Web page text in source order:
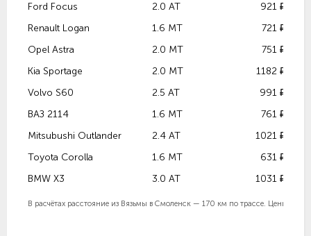
Ford Focus
2.0 AT
921 ₽
Renault Logan
1.6 MT
721 ₽
Opel Astra
2.0 MT
751 ₽
Kia Sportage
2.0 MT
1182 ₽
Volvo S60
2.5 AT
991 ₽
ВАЗ 2114
1.6 MT
761 ₽
Mitsubushi Outlander
2.4 AT
1021 ₽
Toyota Corolla
1.6 MT
631 ₽
BMW X3
3.0 AT 1031 ₽
В расчётах расстояние из Вязьмы в Смоленск — 170 км по трассе. Цены в